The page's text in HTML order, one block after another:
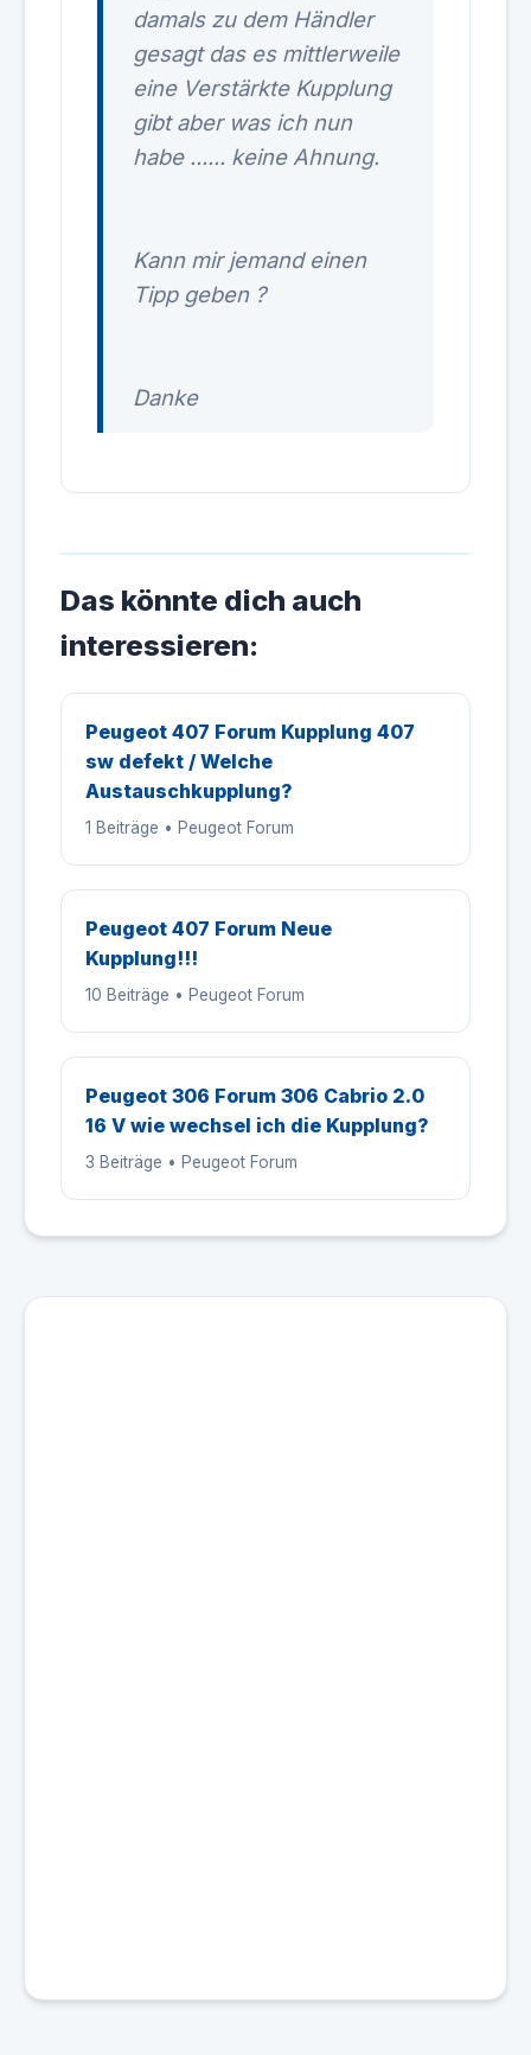
damals zu dem Händler
gesagt das es mittlerweile
eine Verstärkte Kupplung
gibt aber was ich nun
habe ...... keine Ahnung.
Kann mir jemand einen
Tipp geben ?
Danke
Das könnte dich auch
interessieren:
Peugeot 407 Forum Kupplung 407
sw defekt / Welche
Austauschkupplung?
1 Beiträge • Peugeot Forum
Peugeot 407 Forum Neue
Kupplung!!!
10 Beiträge • Peugeot Forum
Peugeot 306 Forum 306 Cabrio 2.0
16 V wie wechsel ich die Kupplung?
3 Beiträge • Peugeot Forum